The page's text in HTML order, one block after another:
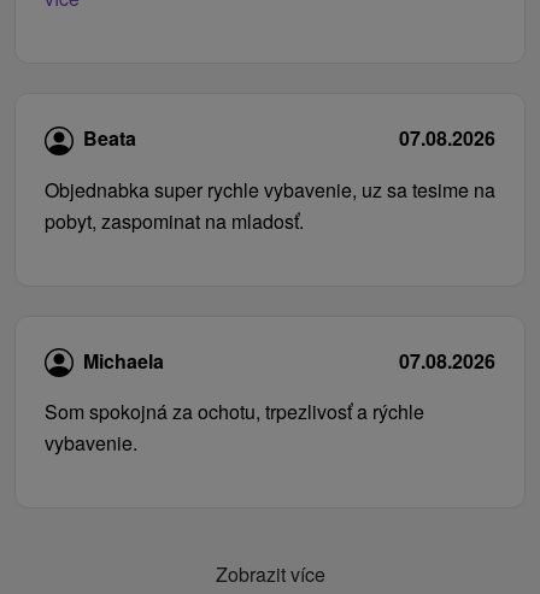
Beata
07.08.2026
Objednabka super rychle vybavenie, uz sa tesime na
pobyt, zaspominat na mladosť.
Michaela
07.08.2026
Som spokojná za ochotu, trpezlivosť a rýchle
vybavenie.
Zobrazit více